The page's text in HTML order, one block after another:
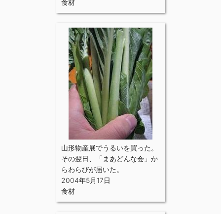
食材
山形物産展でうるいを買った。
その翌日、「まあどんな会」か
らわらびが届いた。
2004年5月17日
食材